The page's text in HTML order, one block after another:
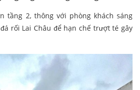
tầng 2, thông với phòng khách sáng
rối Lai Châu để hạn chế trượt té gây